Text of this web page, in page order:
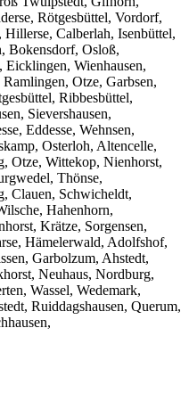
Rötgesbüttel, Vordorf,
Calberlah, Isenbüttel,
Bokensdorf, Osloß,
Wienhausen,
Otze, Garbsen,
Ribbesbüttel,
Sievershausen,
Eddesse, Wehnsen,
Osterloh, Altencelle,
Otze, Wittekop, Nienhorst,
Thönse,
Clauen, Schwicheldt,
Hahenhorn,
Krätze, Sorgensen,
Hämelerwald, Adolfshof,
Garbolzum, Ahstedt,
Neuhaus, Nordburg,
Wassel, Wedemark,
Ruiddagshausen, Querum,